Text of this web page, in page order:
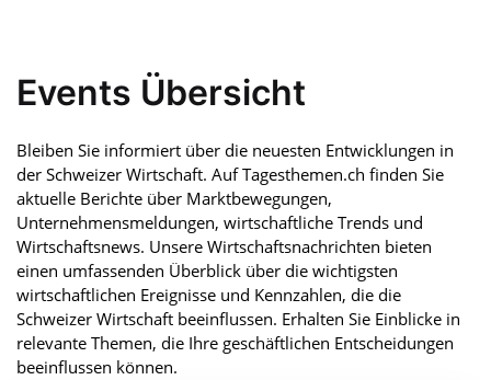
Events Übersicht
Bleiben Sie informiert über die neuesten Entwicklungen in
der Schweizer Wirtschaft. Auf Tagesthemen.ch finden Sie
aktuelle Berichte über Marktbewegungen,
Unternehmensmeldungen, wirtschaftliche Trends und
Wirtschaftsnews. Unsere Wirtschaftsnachrichten bieten
einen umfassenden Überblick über die wichtigsten
wirtschaftlichen Ereignisse und Kennzahlen, die die
Schweizer Wirtschaft beeinflussen. Erhalten Sie Einblicke in
relevante Themen, die Ihre geschäftlichen Entscheidungen
beeinflussen können.